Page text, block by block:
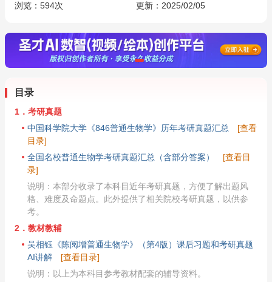
浏览： 594次 更新：2025/02/05
目录
1．考研真题
中国科学院大学《846普通生物学》历年考研真题汇总
[查看
目录]
全国名校普通生物学考研真题汇总（含部分答案）
[查看目
录]
说明：本部分收录了本科目近年考研真题，方便了解出题风
格、难度及命题点。此外提供了相关院校考研真题，以供参
考。
2．教材教辅
吴相钰《陈阅增普通生物学》（第4版）课后习题和考研真题
AI讲解
[查看目录]
说明：以上为本科目参考教材配套的辅导资料。